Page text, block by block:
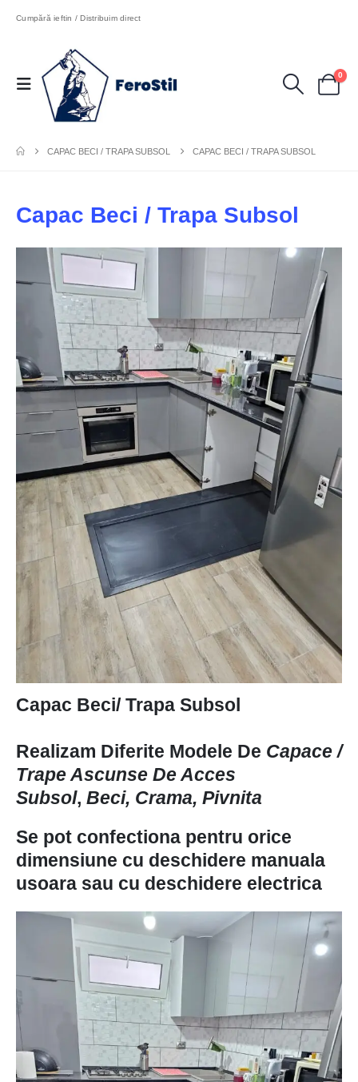
Cumpără ieftin / Distribuim direct
0
CAPAC BECI / TRAPA SUBSOL CAPAC BECI / TRAPA SUBSOL
Capac Beci / Trapa Subsol
Capac Beci/ Trapa Subsol
Realizam Diferite Modele De Capace /
Trape Ascunse De Acces
Subsol, Beci, Crama, Pivnita
Se pot confectiona pentru orice
dimensiune cu deschidere manuala
usoara sau cu deschidere electrica